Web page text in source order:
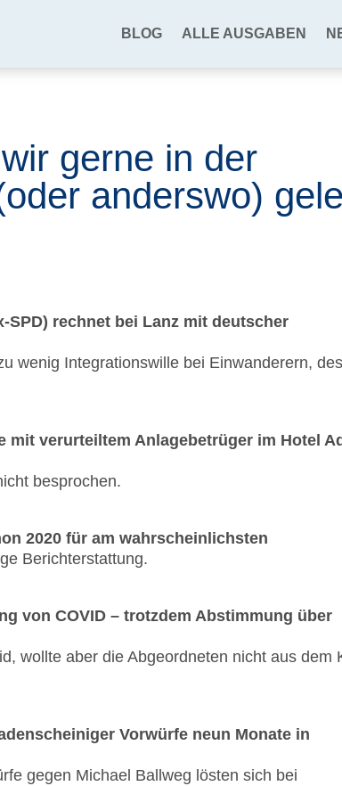
BLOG ALLE AUSGABEN
gerne in der
anderswo)
rechnet bei Lanz mit deutscher
wenig Integrationswille bei Einwanderern,
mit verurteiltem Anlagebetrüger im Hotel
besprochen.
2020 für am wahrscheinlichsten
Berichterstattung.
von COVID – trotzdem Abstimmung über
wollte aber die Abgeordneten nicht aus dem
Vorwürfe neun Monate in
gegen Michael Ballweg lösten sich bei